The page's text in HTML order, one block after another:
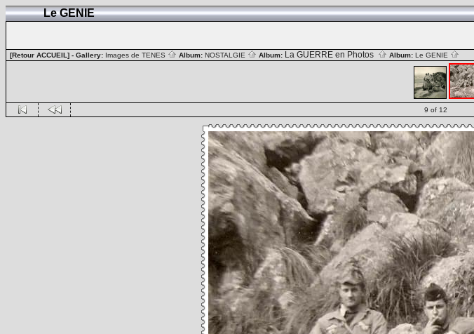
Le GENIE
[Retour ACCUEIL] - Gallery: Images de TENES Album: NOSTALGIE Album: La GUERRE en Photos Album: Le GENIE
9 of 12